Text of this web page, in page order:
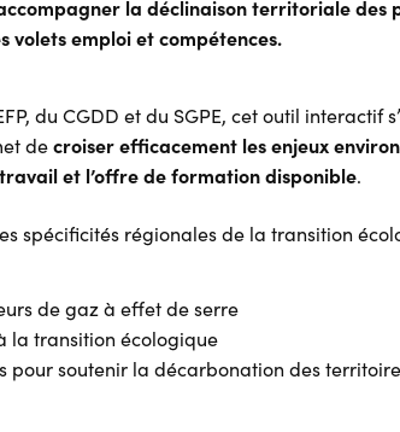
la déclinaison territoriale des
volets emploi et compétences.
du CGDD et du SGPE, cet outil interactif
decroiser efficacement les enjeux
et l’offre de formation disponible.
spécificités régionales de la transition
de gaz à effet de serre
la transition écologique
pour soutenir la décarbonation des